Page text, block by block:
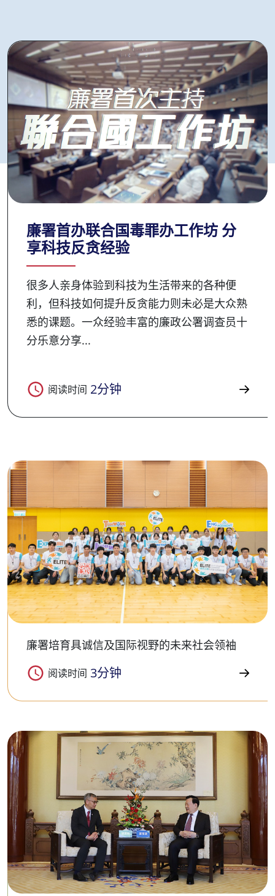
廉署首办联合国毒罪办工作坊 分
享科技反贪经验
很多人亲身体验到科技为生活带来的各种便
利，但科技如何提升反贪能力则未必是大众熟
悉的课题。一众经验丰富的廉政公署调查员十
分乐意分享...
阅读时间 2分钟
廉署培育具诚信及国际视野的未来社会领袖
阅读时间 3分钟